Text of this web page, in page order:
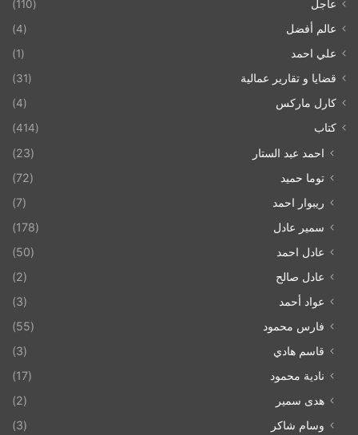
عاجل
(110)
عالم أفضل
(4)
علي احمد
(1)
قضايا و تقارير عمالية
(31)
كارل ماركس
(4)
كتاب
(414)
احمد عبد الستار
(23)
توما حميد
(72)
ريبوار احمد
(7)
سمير عادل
(178)
عادل احمد
(50)
عادل صالح
(2)
عواد أحمد
(3)
فارس محمود
(55)
قاسم هادي
(3)
نادية محمود
(17)
هدى سمير
(2)
وسام شاكر
(3)